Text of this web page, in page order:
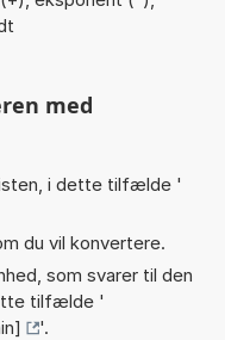
med
i dette tilfælde '
du vil konvertere.
som svarer til den
tilfælde '
'.